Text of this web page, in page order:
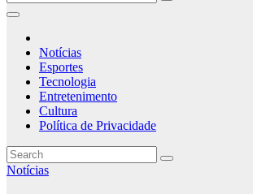
Notícias
Esportes
Tecnologia
Entretenimento
Cultura
Política de Privacidade
Notícias